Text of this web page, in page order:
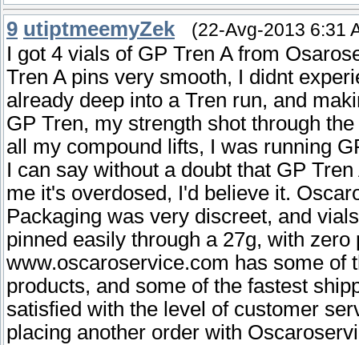
9 utiptmeemyZek (22-Avg-2013 6:31
I got 4 vials of GP Tren A from
Tren A pins very smooth, I didnt
already deep into a Tren run, and
GP Tren, my strength shot through
all my compound lifts, I was running
I can say without a doubt that GP
me it's overdosed, I'd believe it.
Packaging was very discreet, and
pinned easily through a 27g, with
www.oscaroservice.com has some of
products, and some of the fastest
satisfied with the level of customer
placing another order with